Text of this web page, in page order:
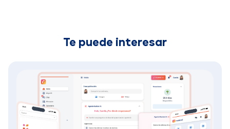
Te puede interesar